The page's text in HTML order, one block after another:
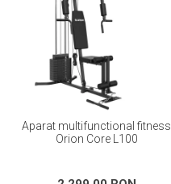
Aparat multifunctional fitness
Orion Core L100